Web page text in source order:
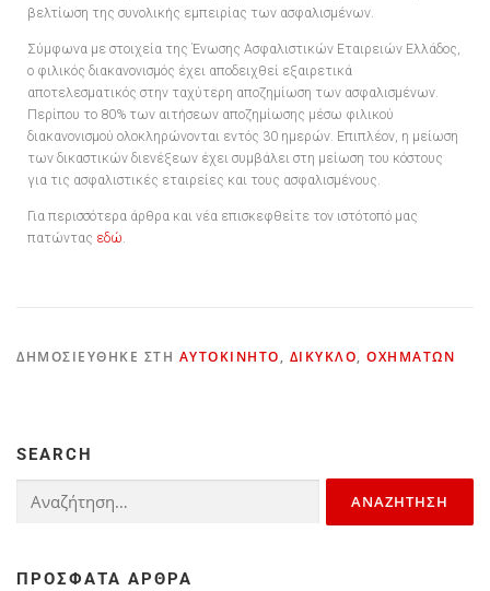
βελτίωση της συνολικής εμπειρίας των ασφαλισμένων.
Σύμφωνα με στοιχεία της Ένωσης Ασφαλιστικών Εταιρειών Ελλάδος,
ο φιλικός διακανονισμός έχει αποδειχθεί εξαιρετικά
αποτελεσματικός στην ταχύτερη αποζημίωση των ασφαλισμένων.
Περίπου το 80% των αιτήσεων αποζημίωσης μέσω φιλικού
διακανονισμού ολοκληρώνονται εντός 30 ημερών. Επιπλέον, η μείωση
των δικαστικών διενέξεων έχει συμβάλει στη μείωση του κόστους
για τις ασφαλιστικές εταιρείες και τους ασφαλισμένους.
Για περισσότερα άρθρα και νέα επισκεφθείτε τον ιστότοπό μας
πατώντας εδώ.
ΔΗΜΟΣΙΕΎΘΗΚΕ ΣΤΗ ΑΥΤΟΚΊΝΗΤΟ, ΔΊΚΥΚΛΟ, ΟΧΗΜΆΤΩΝ
SEARCH
ΠΡΌΣΦΑΤΑ ΆΡΘΡΑ